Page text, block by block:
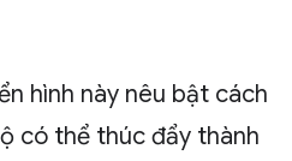
hình này nêu bật cách
có thể thúc đẩy thành